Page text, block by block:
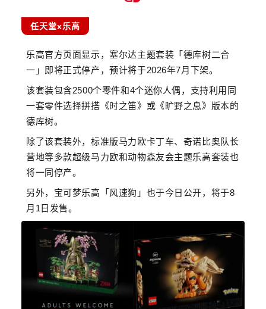
任天堂x乐高
乐高官方页面显示，塞尔达主题套装「德库树二合
一」即将正式停产，预计将于2026年7月下架。
该套装包含2500个零件和4个迷你人偶，支持利用同
一套零件选择拼搭《时之笛》或《旷野之息》版本的
德库树。
除了该套装外，标准版马力欧卡丁车、奇诺比奥队长
营地等多款超级马力欧和动物森友会主题乐高套装也
将一同停产。
另外，宝可梦乐高「风速狗」也于今日公开，将于8
月1日发售。